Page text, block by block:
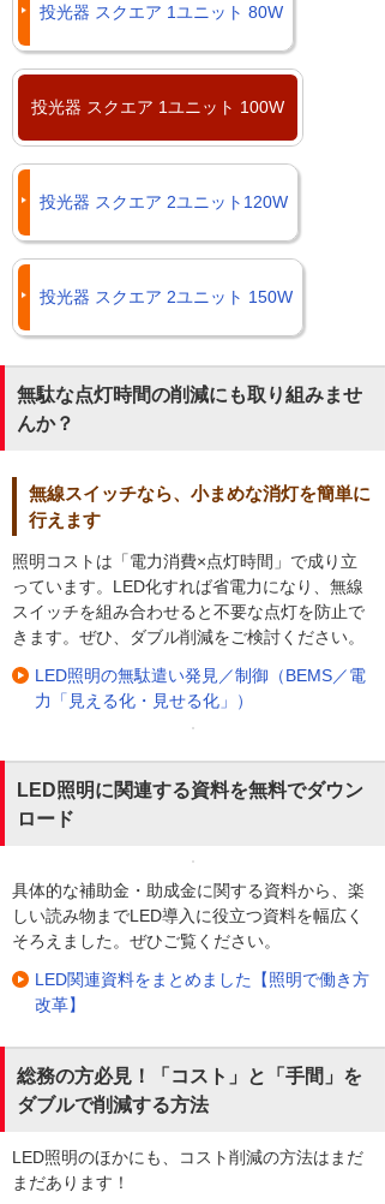
投光器 スクエア 1ユニット 80W
投光器 スクエア 1ユニット 100W
投光器 スクエア 2ユニット120W
投光器 スクエア 2ユニット 150W
無駄な点灯時間の削減にも取り組みませ
んか？
無線スイッチなら、小まめな消灯を簡単に
行えます
照明コストは「電力消費×点灯時間」で成り立
っています。LED化すれば省電力になり、無線
スイッチを組み合わせると不要な点灯を防止で
きます。ぜひ、ダブル削減をご検討ください。
LED照明の無駄遣い発見／制御（BEMS／電
力「見える化・見せる化」）
LED照明に関連する資料を無料でダウン
ロード
具体的な補助金・助成金に関する資料から、楽
しい読み物までLED導入に役立つ資料を幅広く
そろえました。ぜひご覧ください。
LED関連資料をまとめました【照明で働き方
改革】
総務の方必見！「コスト」と「手間」を
ダブルで削減する方法
LED照明のほかにも、コスト削減の方法はまだ
まだあります！